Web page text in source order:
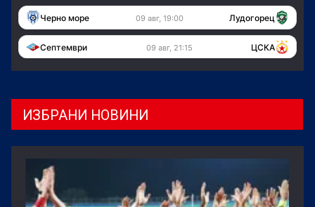
Черно море 09 авг, 19:00 Лудогорец
Септември 09 авг, 21:15 ЦСКА
ИЗБРАНИ НОВИНИ